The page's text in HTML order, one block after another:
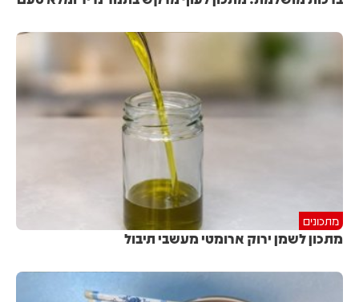
מתכונים
מתכון לשמן ירוק ארומטי מעשבי תיבול